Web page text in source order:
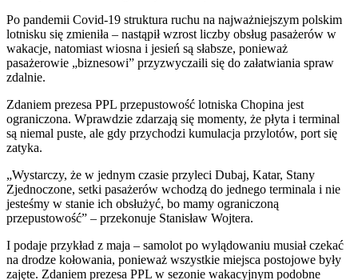
Po pandemii Covid-19 struktura ruchu na najważniejszym polskim
lotnisku się zmieniła – nastąpił wzrost liczby obsług pasażerów w
wakacje, natomiast wiosna i jesień są słabsze, ponieważ
pasażerowie „biznesowi” przyzwyczaili się do załatwiania spraw
zdalnie.
Zdaniem prezesa PPL przepustowość lotniska Chopina jest
ograniczona. Wprawdzie zdarzają się momenty, że płyta i terminal
są niemal puste, ale gdy przychodzi kumulacja przylotów, port się
zatyka.
„Wystarczy, że w jednym czasie przyleci Dubaj, Katar, Stany
Zjednoczone, setki pasażerów wchodzą do jednego terminala i nie
jesteśmy w stanie ich obsłużyć, bo mamy ograniczoną
przepustowość” – przekonuje Stanisław Wojtera.
I podaje przykład z maja – samolot po wylądowaniu musiał czekać
na drodze kołowania, ponieważ wszystkie miejsca postojowe były
zajęte. Zdaniem prezesa PPL w sezonie wakacyjnym podobne